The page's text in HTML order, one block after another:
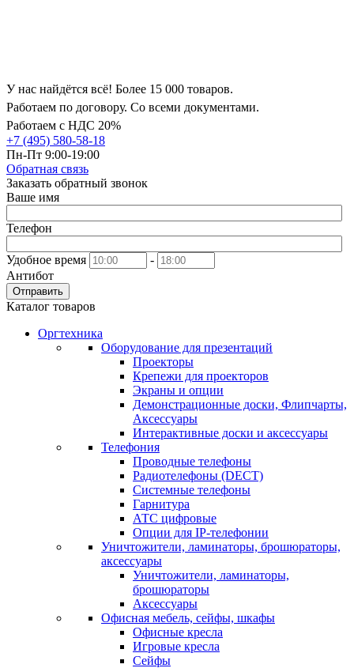
У нас найдётся всё! Более 15 000 товаров.
Работаем по договору. Со всеми документами.
Работаем с НДС 20%
+7 (495) 580-58-18
Пн-Пт 9:00-19:00
Обратная связь
Заказать обратный звонок
Ваше имя
Телефон
Удобное время
-
Антибот
Отправить
Каталог товаров
Оргтехника
Оборудование для презентаций
Проекторы
Крепежи для проекторов
Экраны и опции
Демонстрационные доски, Флипчарты,
Аксессуары
Интерактивные доски и аксессуары
Телефония
Проводные телефоны
Радиотелефоны (DECT)
Системные телефоны
Гарнитура
АТС цифровые
Опции для IP-телефонии
Уничтожители, ламинаторы, брошюраторы,
аксессуары
Уничтожители, ламинаторы,
брошюраторы
Аксессуары
Офисная мебель, сейфы, шкафы
Офисные кресла
Игровые кресла
Сейфы